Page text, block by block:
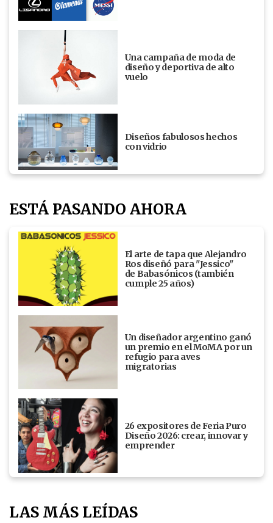
Una campaña de moda de
diseño y deportiva de alto
vuelo
Diseños fabulosos hechos
con vidrio
ESTÁ PASANDO AHORA
El arte de tapa que Alejandro
Ros diseñó para "Jessico"
de Babasónicos (también
cumple 25 años)
Un diseñador argentino ganó
un premio en el MoMA por un
refugio para aves
migratorias
26 expositores de Feria Puro
Diseño 2026: crear, innovar y
emprender
LAS MÁS LEÍDAS